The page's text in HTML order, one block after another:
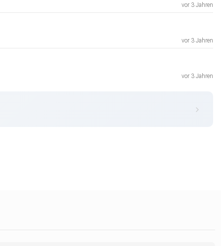
vor 3 Jahren
vor 3 Jahren
vor 3 Jahren